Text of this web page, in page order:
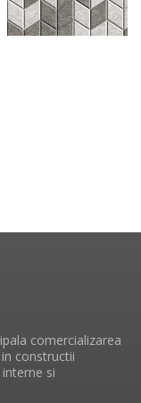
comercializarea
constructii
si